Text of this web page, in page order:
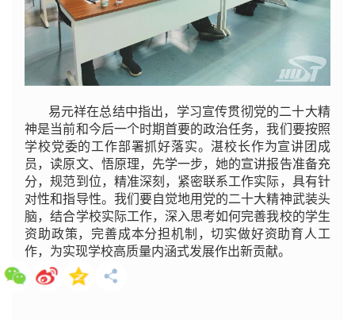
易元祥在总结中指出，学习宣传贯彻党的二十大精
神是当前和今后一个时期首要的政治任务，我们要按照
学校党委的工作部署抓好落实。湛校长作为宣讲团成
员，读原文、悟原理，先学一步，她的宣讲报告准备充
分，规范到位，精准深刻，紧密联系工作实际，具有针
对性和指导性。我们要自觉地用党的二十大精神武装头
脑，结合学校实际工作，深入思考如何完善我校的学生
资助政策，完善成本分担机制，切实做好资助育人工
作，为实现学校高质量内涵式发展作出新贡献。